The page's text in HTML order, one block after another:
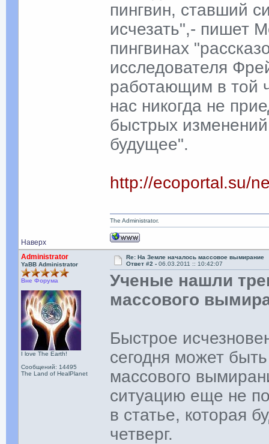
пингвин, ставший
исчезать",- пишет
пингвинах
исследователя
работающим в той
нас никогда не
быстрых
будущее".
http://ecoportal.su/
Наверх
The Administrator.
Administrator
YaBB Administrator
Вне Форума
I love The Earth!
Сообщений: 14495
The Land of HealPlanet
Re: На Земле началось массовое вымирание
Ответ #2 -06.03.2011 :: 10:42:07
Ученые нашли
массового
Быстрое
сегодня может
массового
ситуацию еще не
в статье, которая
четверг.